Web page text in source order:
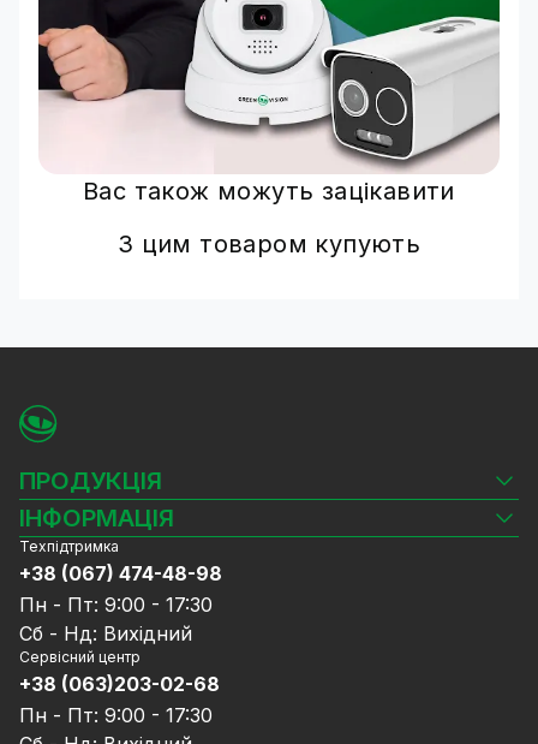
Вас також можуть зацікавити
З цим товаром купують
ПРОДУКЦІЯ
Камери відеоспостереження
Відеореєстратори
Комплекти відеоспостереження
СКУД
Джерела живлення
Мережеве обладнання
Ноутбуки та комп'ютери
Аксесуари
ІНФОРМАЦІЯ
Блог
Доставка та оплата
Гарантія та Сервісне обслуговування
Політика конфіденційності
Договір публічної оферти
Співпраця
Послуги
Техпідтримка
+38 (067) 474-48-98
Пн - Пт: 9:00 - 17:30
Сб - Нд: Вихідний
Сервісний центр
+38 (063)203-02-68
Пн - Пт: 9:00 - 17:30